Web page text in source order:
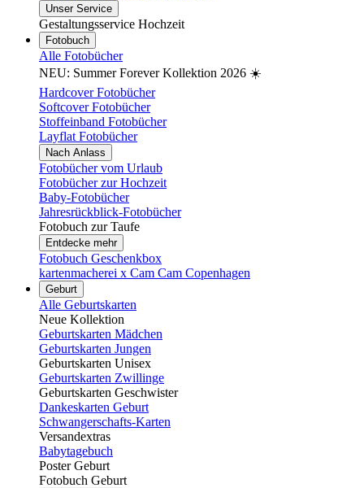
Unser Service
Gestaltungsservice Hochzeit
Fotobuch
Alle Fotobücher
NEU: Summer Forever Kollektion 2026 ☀️
Hardcover Fotobücher
Softcover Fotobücher
Stoffeinband Fotobücher
Layflat Fotobücher
Nach Anlass
Fotobücher vom Urlaub
Fotobücher zur Hochzeit
Baby-Fotobücher
Jahresrückblick-Fotobücher
Fotobuch zur Taufe
Entdecke mehr
Fotobuch Geschenkbox
kartenmacherei x Cam Cam Copenhagen
Geburt
Alle Geburtskarten
Neue Kollektion
Geburtskarten Mädchen
Geburtskarten Jungen
Geburtskarten Unisex
Geburtskarten Zwillinge
Geburtskarten Geschwister
Dankeskarten Geburt
Schwangerschafts-Karten
Versandextras
Babytagebuch
Poster Geburt
Fotobuch Geburt